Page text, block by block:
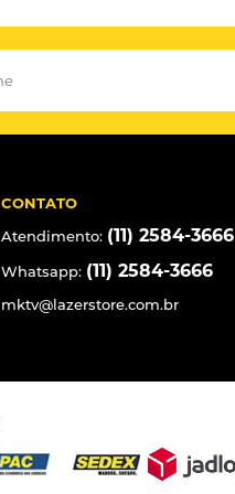
CONTATO
Atendimento: (11) 2584-3666
Whatsapp: (11) 2584-3666
mktv@lazerstore.com.br